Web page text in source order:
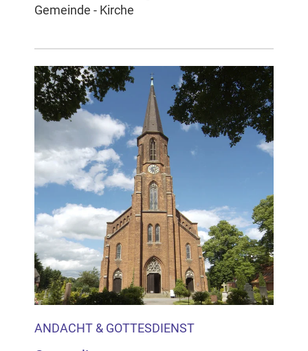
Gemeinde - Kirche
ANDACHT & GOTTESDIENST